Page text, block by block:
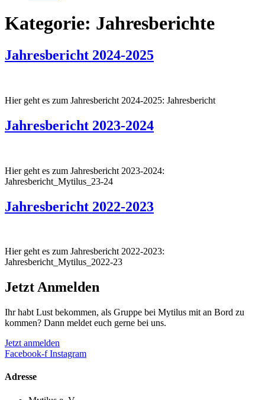
Kategorie: Jahresberichte
Jahresbericht 2024-2025
Hier geht es zum Jahresbericht 2024-2025: Jahresbericht
Jahresbericht 2023-2024
Hier geht es zum Jahresbericht 2023-2024:
Jahresbericht_Mytilus_23-24
Jahresbericht 2022-2023
Hier geht es zum Jahresbericht 2022-2023:
Jahresbericht_Mytilus_2022-23
Jetzt Anmelden
Ihr habt Lust bekommen, als Gruppe bei Mytilus mit an Bord zu
kommen? Dann meldet euch gerne bei uns.
Jetzt anmelden
Facebook-f Instagram
Adresse